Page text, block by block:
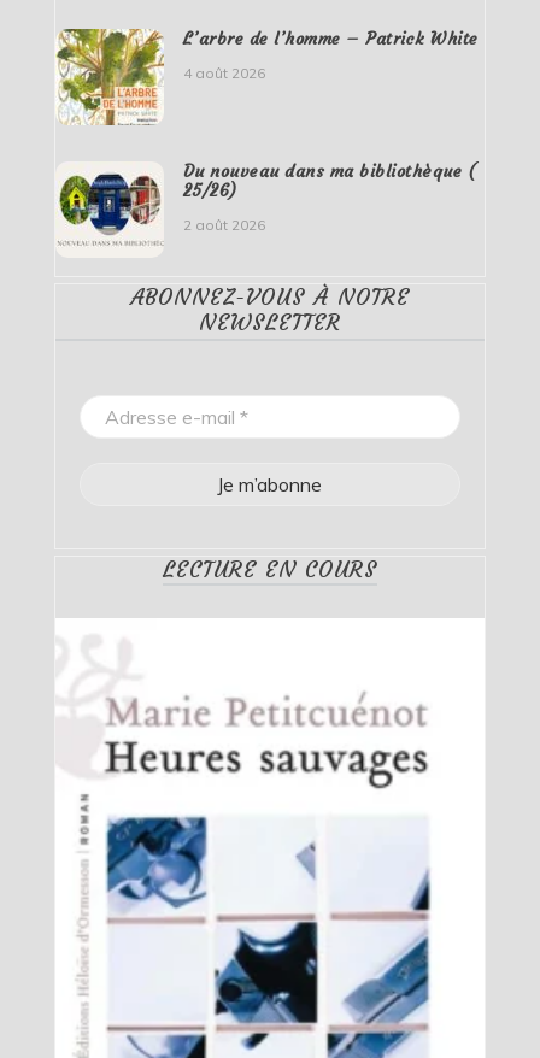
L’arbre de l’homme – Patrick White
4 août 2026
Du nouveau dans ma bibliothèque (
25/26)
2 août 2026
ABONNEZ-VOUS À NOTRE
NEWSLETTER
LECTURE EN COURS